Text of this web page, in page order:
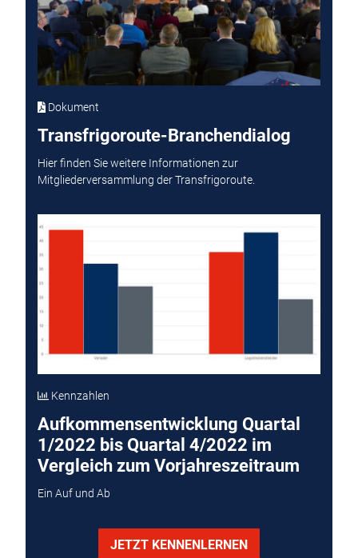
Dokument
Transfrigoroute-Branchendialog
Hier finden Sie weitere Informationen zur
Mitgliederversammlung der Transfrigoroute.
Kennzahlen
Aufkommensentwicklung Quartal
1/2022 bis Quartal 4/2022 im
Vergleich zum Vorjahreszeitraum
Ein Auf und Ab
JETZT KENNENLERNEN